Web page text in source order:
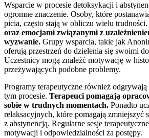
Wsparcie w procesie detoksykacji i
ogromne znaczenie. Osoby, które
picia, często stają w obliczu wielu trudności.
oraz emocjami związanymi z
wyzwanie. Grupy wsparcia, takie jak
oferują przestrzeń do dzielenia się swoimi
Uczestnicy mogą znaleźć motywację w
przeżywających podobne problemy.
Programy terapeutyczne również
tym procesie. Terapeuci pomagają
sobie w trudnych momentach. Ponadto
relaksacyjnych, które pomagają zmniejszyć
z abstynencją. Regularne sesje
motywacji i odpowiedzialności za postępy.